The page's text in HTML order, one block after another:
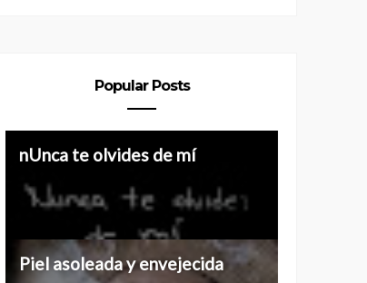
Popular Posts
Historias de 40 y más
nUnca te olvides de mí
Piel asoleada y envejecida